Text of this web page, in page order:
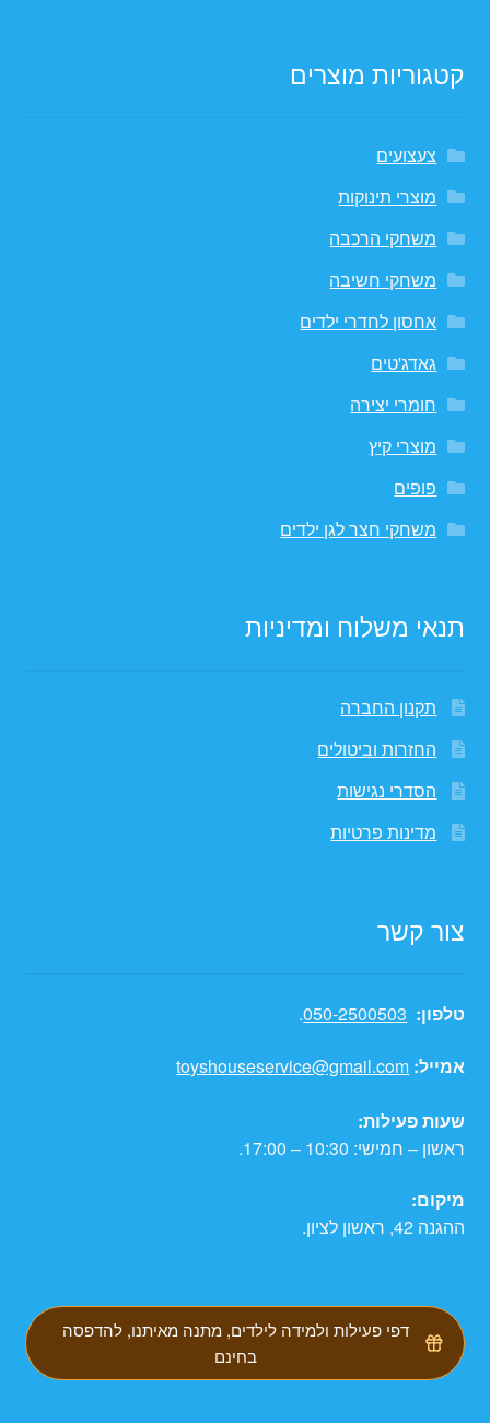
קטגוריות מוצרים
צעצועים
מוצרי תינוקות
משחקי הרכבה
משחקי חשיבה
אחסון לחדרי ילדים
גאדג'טים
חומרי יצירה
מוצרי קיץ
פופים
משחקי חצר לגן ילדים
תנאי משלוח ומדיניות
תקנון החברה
החזרות וביטולים
הסדרי נגישות
מדינות פרטיות
צור קשר
טלפון: 050-2500503
.
אמייל: toyshouseservice@gmail.com
שעות פעילות:
ראשון – חמישי: 10:30 – 17:00.
מיקום:
ההגנה 42, ראשון לציון.
דפי פעילות ולמידה לילדים, מתנה מאיתנו, להדפסה
בחינם